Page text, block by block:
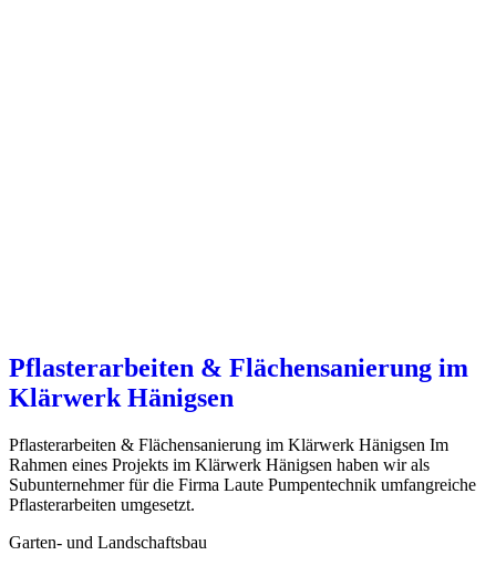
Pflasterarbeiten & Flächensanierung im
Klärwerk Hänigsen
Pflasterarbeiten & Flächensanierung im Klärwerk Hänigsen Im
Rahmen eines Projekts im Klärwerk Hänigsen haben wir als
Subunternehmer für die Firma Laute Pumpentechnik umfangreiche
Pflasterarbeiten umgesetzt.
Garten- und Landschaftsbau